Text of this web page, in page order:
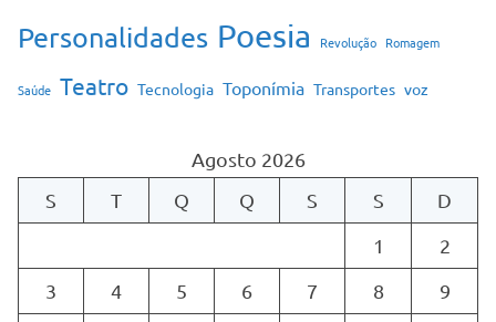
Personalidades Poesia Revolução Romagem
Saúde Teatro Tecnologia Toponímia Transportes voz
Agosto 2026
S
T Q Q S S
D
1
2
3
4 5 6 7 8
9